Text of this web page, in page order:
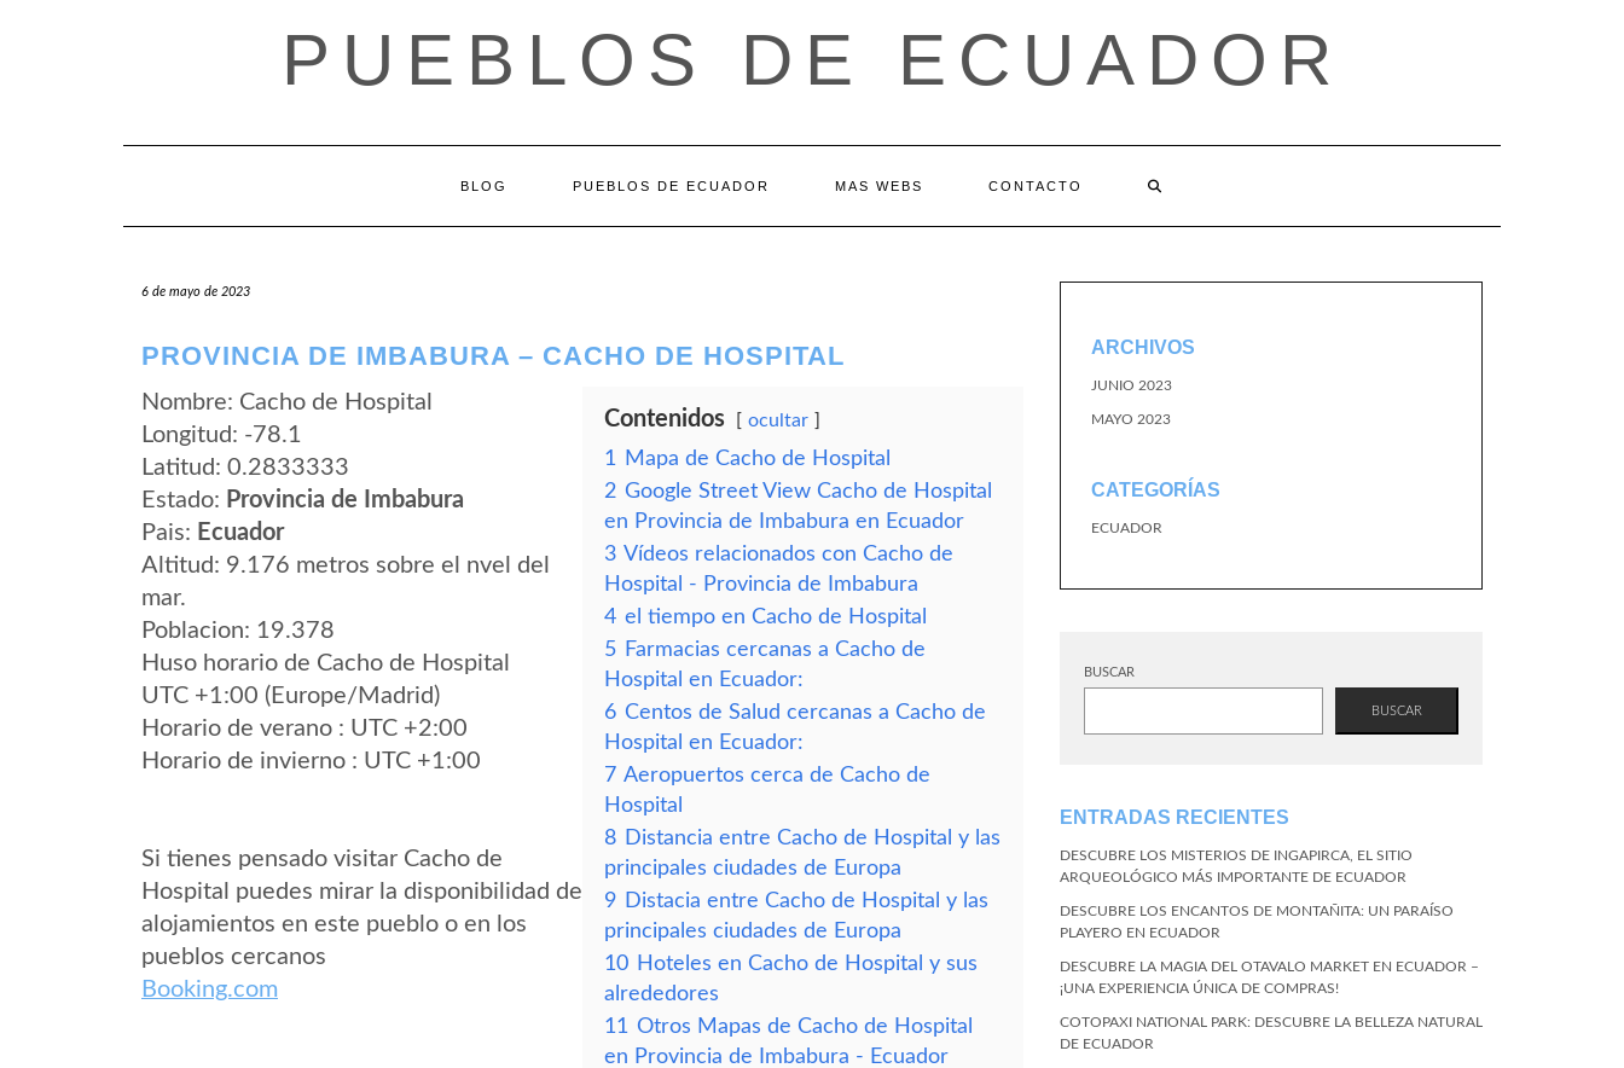
PUEBLOS DE ECUADOR
BLOG PUEBLOS DE ECUADOR MAS WEBS CONTACTO
6 de mayo de 2023
PROVINCIA DE IMBABURA – CACHO DE HOSPITAL
Nombre: Cacho de Hospital
Longitud: -78.1
Latitud: 0.2833333
Estado: Provincia de Imbabura
Pais: Ecuador
Altitud: 9.176 metros sobre el nvel del
mar.
Poblacion: 19.378
Huso horario de Cacho de Hospital
UTC +1:00 (Europe/Madrid)
Horario de verano : UTC +2:00
Horario de invierno : UTC +1:00
Si tienes pensado visitar Cacho de
Hospital puedes mirar la disponibilidad de
alojamientos en este pueblo o en los
pueblos cercanos
Booking.com
Contenidos ocultar
1
Mapa de Cacho de Hospital
2 Google Street View Cacho de Hospital
en Provincia de Imbabura en Ecuador
3 Vídeos relacionados con Cacho de
Hospital - Provincia de Imbabura
4 el tiempo en Cacho de Hospital
5 Farmacias cercanas a Cacho de
Hospital en Ecuador:
6 Centos de Salud cercanas a Cacho de
Hospital en Ecuador:
7 Aeropuertos cerca de Cacho de
Hospital
8 Distancia entre Cacho de Hospital y las
principales ciudades de Europa
9 Distacia entre Cacho de Hospital y las
principales ciudades de Europa
10 Hoteles en Cacho de Hospital y sus
alrededores
11 Otros Mapas de Cacho de Hospital
en Provincia de Imbabura - Ecuador
ARCHIVOS
JUNIO 2023
MAYO 2023
CATEGORÍAS
ECUADOR
BUSCAR
BUSCAR
ENTRADAS RECIENTES
DESCUBRE LOS MISTERIOS DE INGAPIRCA, EL SITIO
ARQUEOLÓGICO MÁS IMPORTANTE DE ECUADOR
DESCUBRE LOS ENCANTOS DE MONTAÑITA: UN PARAÍSO
PLAYERO EN ECUADOR
DESCUBRE LA MAGIA DEL OTAVALO MARKET EN ECUADOR –
¡UNA EXPERIENCIA ÚNICA DE COMPRAS!
COTOPAXI NATIONAL PARK: DESCUBRE LA BELLEZA NATURAL
DE ECUADOR